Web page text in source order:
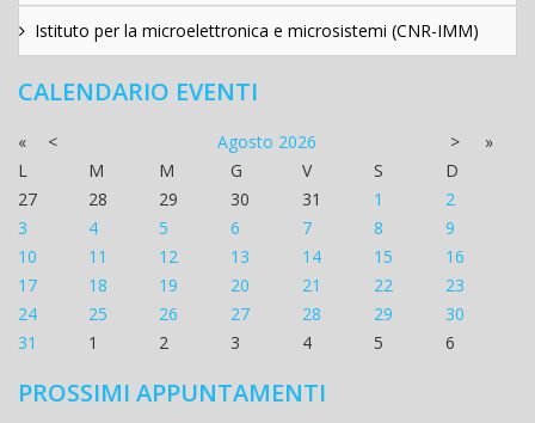
Istituto per la microelettronica e microsistemi (CNR-IMM)
CALENDARIO EVENTI
« < Agosto 2026 >
»
L
M M G V S
D
27
28 29 30 31 1
2
3
4 5 6 7 8
9
10
11 12 13 14 15
16
17
18 19 20 21 22
23
24
25 26 27 28 29
30
31
1 2 3 4 5 6
PROSSIMI APPUNTAMENTI